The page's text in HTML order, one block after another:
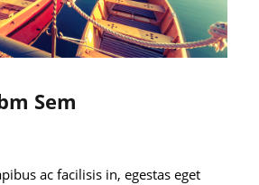
Sem
ac facilisis in, egestas eget